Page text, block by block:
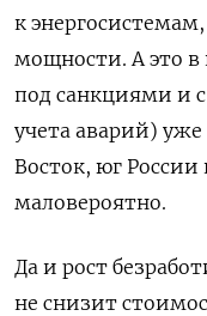
к
мощности. А это
под санкциями и
учета аварий) уже
Восток, юг
маловероятно.
Да и рост
не снизит